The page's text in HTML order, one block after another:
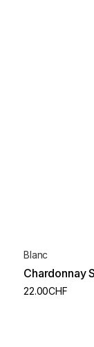
Blanc
Chardonnay
22.00CHF